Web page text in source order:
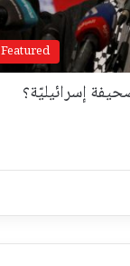
Featured
إسرائيليّة؟